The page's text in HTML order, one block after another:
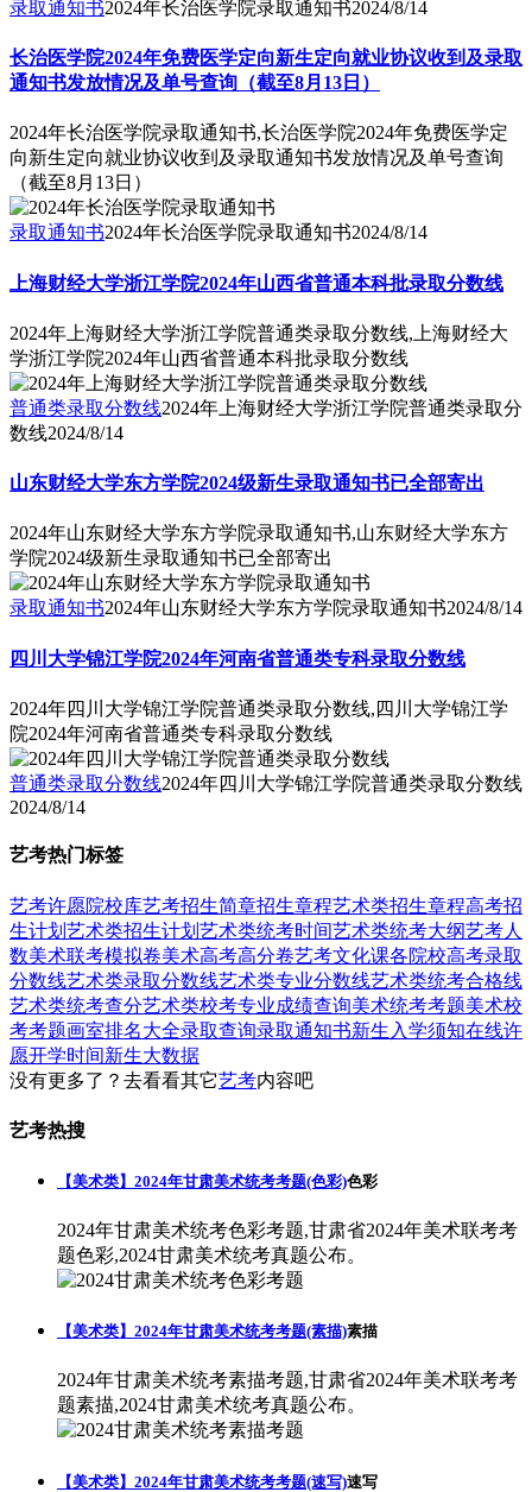
录取通知书2024年长治医学院录取通知书2024/8/14
长治医学院2024年免费医学定向新生定向就业协议收到及录取
通知书发放情况及单号查询（截至8月13日）
2024年长治医学院录取通知书,长治医学院2024年免费医学定
向新生定向就业协议收到及录取通知书发放情况及单号查询
（截至8月13日）
录取通知书2024年长治医学院录取通知书2024/8/14
上海财经大学浙江学院2024年山西省普通本科批录取分数线
2024年上海财经大学浙江学院普通类录取分数线,上海财经大
学浙江学院2024年山西省普通本科批录取分数线
普通类录取分数线2024年上海财经大学浙江学院普通类录取分
数线2024/8/14
山东财经大学东方学院2024级新生录取通知书已全部寄出
2024年山东财经大学东方学院录取通知书,山东财经大学东方
学院2024级新生录取通知书已全部寄出
录取通知书2024年山东财经大学东方学院录取通知书2024/8/14
四川大学锦江学院2024年河南省普通类专科录取分数线
2024年四川大学锦江学院普通类录取分数线,四川大学锦江学
院2024年河南省普通类专科录取分数线
普通类录取分数线2024年四川大学锦江学院普通类录取分数线
2024/8/14
艺考热门标签
艺考许愿院校库艺考招生简章招生章程艺术类招生章程高考招
生计划 艺术类招生计划 艺术类统考时间艺术类统考大纲艺考人
数美术联考模拟卷美术高考高分卷艺考文化课各院校高考录取
分数线艺术类录取分数线艺术类专业分数线艺术类统考合格线
艺术类统考查分艺术类校考专业成绩查询美术统考考题美术校
考考题画室排名大全录取查询录取通知书新生入学须知在线许
愿开学时间新生大数据
没有更多了？去看看其它艺考内容吧
艺考热搜
【美术类】2024年甘肃美术统考考题(色彩)色彩
2024年甘肃美术统考色彩考题,甘肃省2024年美术联考考
题色彩,2024甘肃美术统考真题公布。
【美术类】2024年甘肃美术统考考题(素描)素描
2024年甘肃美术统考素描考题,甘肃省2024年美术联考考
题素描,2024甘肃美术统考真题公布。
【美术类】2024年甘肃美术统考考题(速写)速写